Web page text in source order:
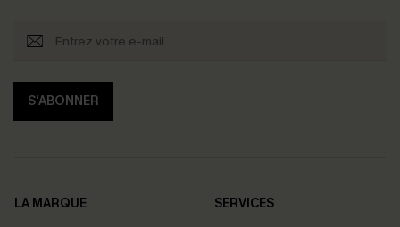
S'ABONNER
LA MARQUE
SERVICES